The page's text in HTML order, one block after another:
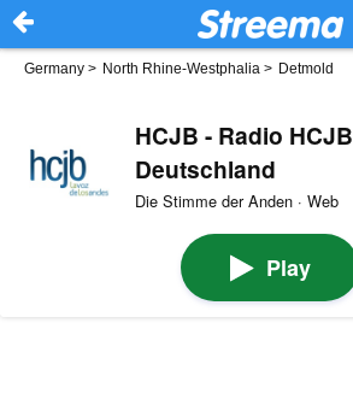
Germany > North Rhine-Westphalia > Detmold
HCJB - Radio HCJB
Deutschland
Die Stimme der Anden · Web
Play